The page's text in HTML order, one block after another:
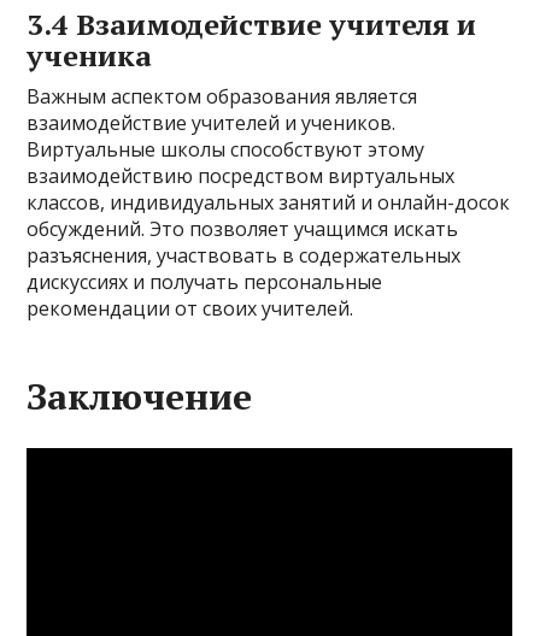
3.4 Взаимодействие учителя и
ученика
Важным аспектом образования является
взаимодействие учителей и учеников.
Виртуальные школы способствуют этому
взаимодействию посредством виртуальных
классов, индивидуальных занятий и онлайн-досок
обсуждений. Это позволяет учащимся искать
разъяснения, участвовать в содержательных
дискуссиях и получать персональные
рекомендации от своих учителей.
Заключение